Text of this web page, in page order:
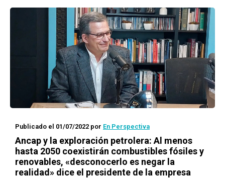
Publicado el 01/07/2022 por En Perspectiva
Ancap y la exploración petrolera: Al menos
hasta 2050 coexistirán combustibles fósiles y
renovables, «desconocerlo es negar la
realidad» dice el presidente de la empresa